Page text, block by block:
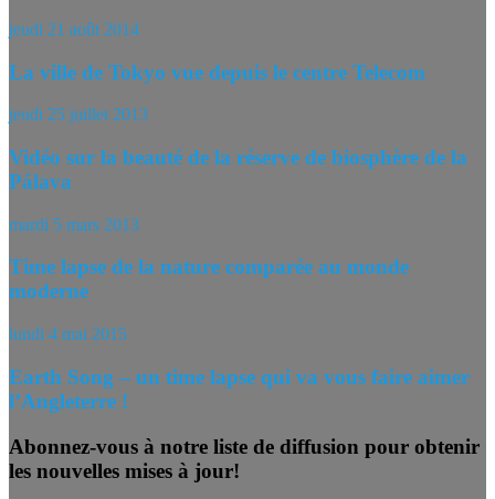
jeudi 21 août 2014
La ville de Tokyo vue depuis le centre Telecom
jeudi 25 juillet 2013
Vidéo sur la beauté de la réserve de biosphère de la
Pálava
mardi 5 mars 2013
Time lapse de la nature comparée au monde
moderne
lundi 4 mai 2015
Earth Song – un time lapse qui va vous faire aimer
l’Angleterre !
Abonnez-vous à notre liste de diffusion pour obtenir
les nouvelles mises à jour!